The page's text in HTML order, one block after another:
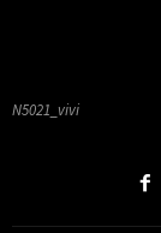
N5021_vivi